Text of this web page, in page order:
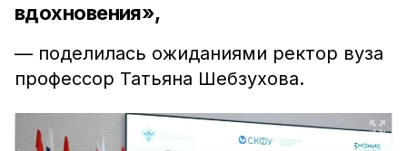
вдохновения»,
— поделилась ожиданиями ректор вуза
профессор Татьяна Шебзухова.